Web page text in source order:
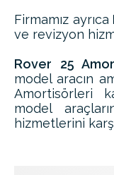
Firmamız ayrıca
ve revizyon
Rover 25
model aracın
Amortisörleri
model
hizmetlerini